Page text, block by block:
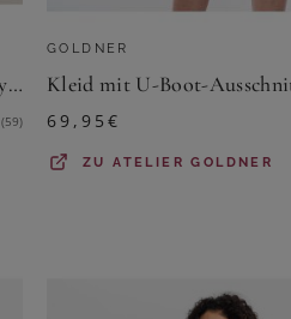
Base Level Curvy Shirtkleid Abernathy Sommerkleid In leicht ausgestellter Form
(59)
GOLDNER
69,95€
ZUATELIER GOLDNER